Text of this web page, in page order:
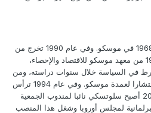
ولد ليونيد سلوتسكي في 4 يناير 1968 في موسكو. وفي عام 1990 تخرج من
معهد موسكو للآلات وفي عام 1996 من معهد موسكو للاقتصاد والإحصاء،
في السياسة خلال سنوات دراسته، ومن
عام 1992 إلى عام 1993 كان مستشارا لعمدة موسكو. وفي عام 1994 ترأس
أمانة مجلس الدوما، وفي عام 2000 أصبح سلوتسكي نائبا لمندوب الجمعية
لمجلس أوروبا وشغل هذا المنصب